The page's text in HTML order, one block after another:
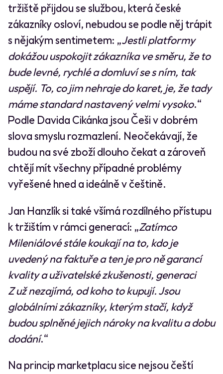
tržiště přijdou se službou, která české
zákazníky osloví, nebudou se podle něj trápit
s nějakým sentimetem: „Jestli platformy
dokážou uspokojit zákazníka ve směru, že to
bude levné, rychlé a domluví se s ním, tak
uspějí. To, co jim nehraje do karet, je, že tady
máme standard nastavený velmi vysoko.“
Podle Davida Cikánka jsou Češi v dobrém
slova smyslu rozmazlení. Neočekávají, že
budou na své zboží dlouho čekat a zároveň
chtějí mít všechny případné problémy
vyřešené hned a ideálně v češtině.
Jan Hanzlík si také všímá rozdílného přístupu
k tržištím v rámci generací: „Zatímco
Mileniálové stále koukají na to, kdo je
uvedený na faktuře a ten je pro ně garancí
kvality a uživatelské zkušenosti, generaci
Z už nezajímá, od koho to kupují. Jsou
globálními zákazníky, kterým stačí, když
budou splněné jejich nároky na kvalitu a dobu
dodání.“
Na princip marketplacu sice nejsou čeští